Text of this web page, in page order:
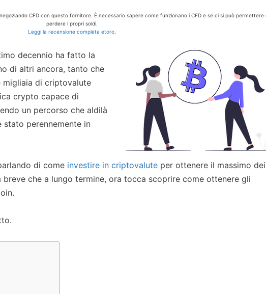
CFD con questo fornitore. È necessario sapere come funzionano i CFD e se ci si può permettere
perdere i propri soldi.
Leggi la recensione completa etoro
decennio ha fatto la
di altri ancora, tanto che
migliaia di criptovalute
crypto capace di
un percorso che aldilà
perennemente in
di come investire in criptovalute per ottenere il massimo dei
che a lungo termine, ora tocca scoprire come ottenere gli